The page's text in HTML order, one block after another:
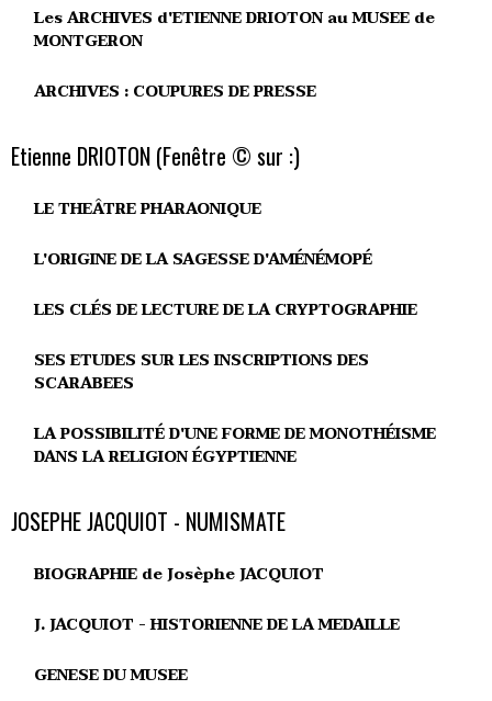
Les ARCHIVES d'ETIENNE DRIOTON au MUSEE de
MONTGERON
ARCHIVES : COUPURES DE PRESSE
Etienne DRIOTON (Fenêtre © sur :)
LE THEÂTRE PHARAONIQUE
L'ORIGINE DE LA SAGESSE D'AMÉNÉMOPÉ
LES CLÉS DE LECTURE DE LA CRYPTOGRAPHIE
SES ETUDES SUR LES INSCRIPTIONS DES
SCARABEES
LA POSSIBILITÉ D'UNE FORME DE MONOTHÉISME
DANS LA RELIGION ÉGYPTIENNE
JOSEPHE JACQUIOT - NUMISMATE
BIOGRAPHIE de Josèphe JACQUIOT
J. JACQUIOT - HISTORIENNE DE LA MEDAILLE
GENESE DU MUSEE